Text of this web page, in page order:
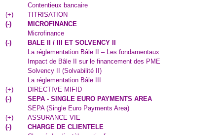
Contentieux bancaire
(+)
TITRISATION
(-)
MICROFINANCE
Microfinance
(-)
BALE II / III ET SOLVENCY II
La réglementation Bâle II – Les fondamentaux
Impact de Bâle II sur le financement des PME
Solvency II (Solvabilité II)
La réglementation Bâle III
(+)
DIRECTIVE MIFID
(-)
SEPA - SINGLE EURO PAYMENTS AREA
SEPA (Single Euro Payments Area)
(+)
ASSURANCE VIE
(-)
CHARGE DE CLIENTELE